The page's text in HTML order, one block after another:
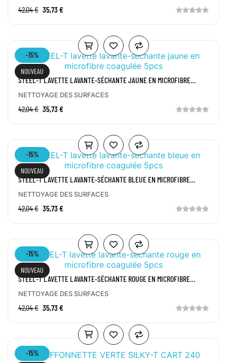
42,04 € 35,73 €
-15%
NOUVEAU
STEEL-T LAVETTE LAVANTE-SÉCHANTE JAUNE EN MICROFIBRE
NETTOYAGE DES SURFACES
42,04 € 35,73 €
-15%
NOUVEAU
STEEL-T LAVETTE LAVANTE-SÉCHANTE BLEUE EN MICROFIBRE
NETTOYAGE DES SURFACES
42,04 € 35,73 €
-15%
NOUVEAU
STEEL-T LAVETTE LAVANTE-SÉCHANTE ROUGE EN MICROFIBRE
NETTOYAGE DES SURFACES
42,04 € 35,73 €
-15%